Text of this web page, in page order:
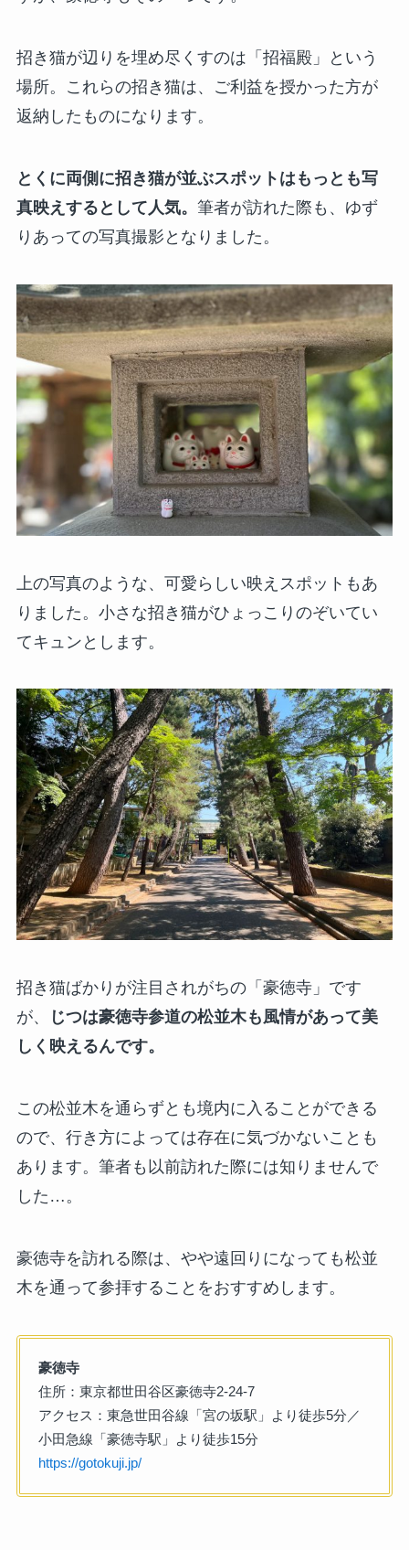
招き猫が辺りを埋め尽くすのは「招福殿」という
場所。これらの招き猫は、ご利益を授かった方が
返納したものになります。
とくに両側に招き猫が並ぶスポットはもっとも写
真映えするとして人気。 筆者が訪れた際も、ゆず
りあっての写真撮影となりました。
上の写真のような、可愛らしい映えスポットもあ
りました。小さな招き猫がひょっこりのぞいてい
てキュンとします。
招き猫ばかりが注目されがちの「豪徳寺」です
が、
じつは豪徳寺参道の松並木も風情があって美
しく映えるんです。
この松並木を通らずとも境内に入ることができる
ので、行き方によっては存在に気づかないことも
あります。筆者も以前訪れた際には知りませんで
した…。
豪徳寺を訪れる際は、やや遠回りになっても松並
木を通って参拝することをおすすめします。
豪徳寺
住所：東京都世田谷区豪徳寺2-24-7
アクセス：東急世田谷線「宮の坂駅」より徒歩5分／
小田急線「豪徳寺駅」より徒歩15分
https://gotokuji.jp/